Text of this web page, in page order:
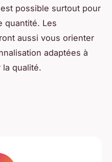
possible surtout pour
quantité. Les
aussi vous orienter
adaptées à
qualité.